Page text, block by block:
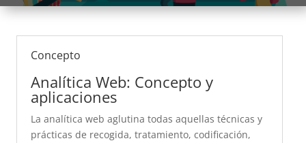
Concepto
Analítica Web: Concepto y
aplicaciones
La analítica web aglutina todas aquellas técnicas y
prácticas de recogida, tratamiento, codificación,